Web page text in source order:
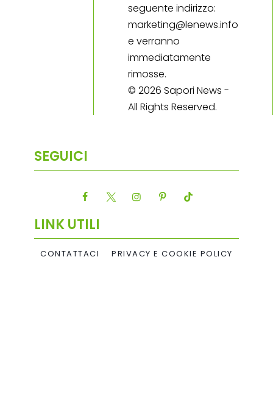
seguente indirizzo:
marketing@lenews.info
e verranno
immediatamente
rimosse.
© 2026 Sapori News -
All Rights Reserved.
SEGUICI
LINK UTILI
CONTATTACI PRIVACY E COOKIE POLICY